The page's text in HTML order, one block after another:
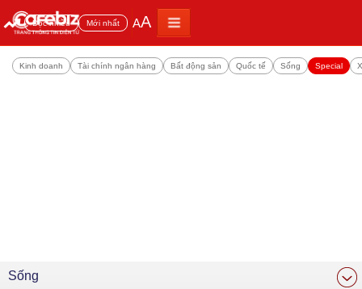
Đọc nhiều Mới nhất AA
Kinh doanh Tài chính ngân hàng Bất động sản Quốc tế Sống Special
Sống